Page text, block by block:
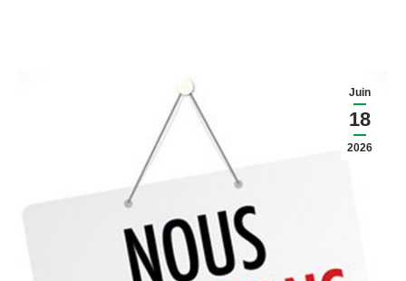
Juin
18
2026